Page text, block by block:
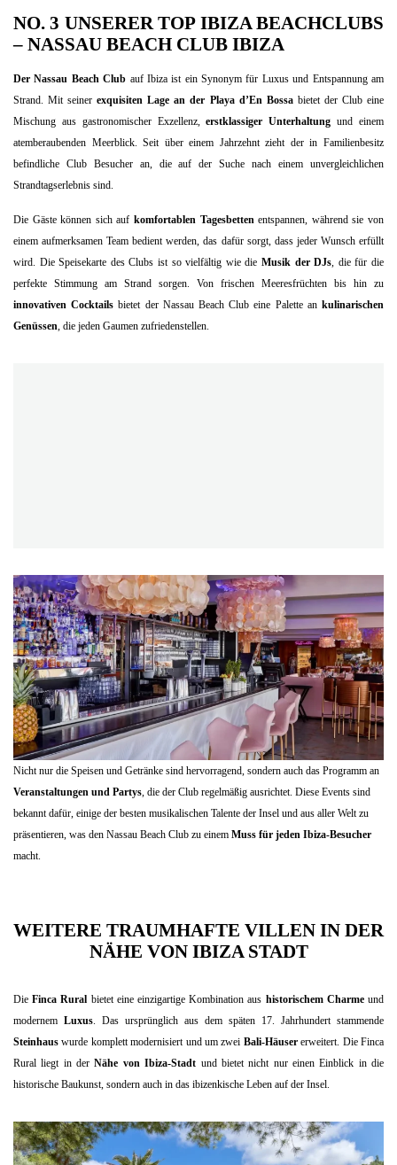
NO. 3 UNSERER TOP IBIZA BEACHCLUBS
– NASSAU BEACH CLUB IBIZA
Der Nassau Beach Club auf Ibiza ist ein Synonym für Luxus und Entspannung am
Strand. Mit seinerexquisiten Lage an der Playa d’En Bossabietet der Club eine
Mischung aus gastronomischer Exzellenz,erstklassiger Unterhaltung und einem
atemberaubenden Meerblick. Seit über einem Jahrzehnt zieht der in Familienbesitz
befindliche Club Besucher an, die auf der Suche nach einem unvergleichlichen
Strandtagserlebnis sind.
Die Gäste können sich auf komfortablen Tagesbettenentspannen, während sie von
einem aufmerksamen Team bedient werden, das dafür sorgt, dass jeder Wunsch erfüllt
wird. Die Speisekarte des Clubs ist so vielfältig wie die Musik der DJs, die für die
perfekte Stimmung am Strand sorgen. Von frischen Meeresfrüchten bis hin zu
innovativen Cocktails bietet der Nassau Beach Club eine Palette ankulinarischen
Genüssen, die jeden Gaumen zufriedenstellen.
Nicht nur die Speisen und Getränke sind hervorragend, sondern auch das Programm an
Veranstaltungen und Partys, die der Club regelmäßig ausrichtet. Diese Events sind
bekannt dafür, einige der besten musikalischen Talente der Insel und aus aller Welt zu
präsentieren, was den Nassau Beach Club zu einem Muss für jeden Ibiza-Besucher
macht.
WEITERE TRAUMHAFTE VILLEN IN DER
NÄHE VON IBIZA STADT
DieFinca Rural bietet eine einzigartige Kombination aus historischem Charmeund
modernem Luxus. Das ursprünglich aus dem späten 17. Jahrhundert stammende
Steinhaus wurde komplett modernisiert und um zwei Bali-Häusererweitert. Die Finca
Rural liegt in derNähe vonIbiza-Stadt und bietet nicht nur einen Einblick in die
historische Baukunst, sondern auch in das ibizenkische Leben auf der Insel.